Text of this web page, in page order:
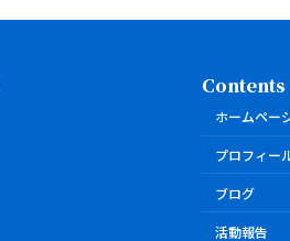
Contents
ホームペー
プロフィー
ブログ
活動報告